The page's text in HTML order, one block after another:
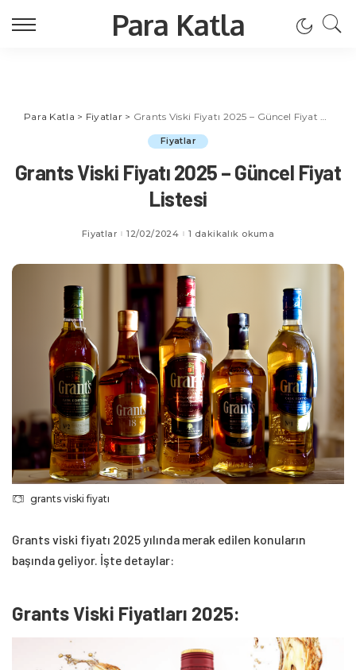
Para Katla
Para Katla > Fiyatlar > Grants Viski Fiyatı 2025 – Güncel Fiyat Listesi
Fiyatlar
Grants Viski Fiyatı 2025 – Güncel Fiyat
Listesi
Fiyatlar 12/02/2024 1 dakikalık okuma
grants viski fiyatı
Grants viski fiyatı 2025 yılında merak edilen konuların
başında geliyor. İşte detaylar:
Grants Viski Fiyatları 2025: